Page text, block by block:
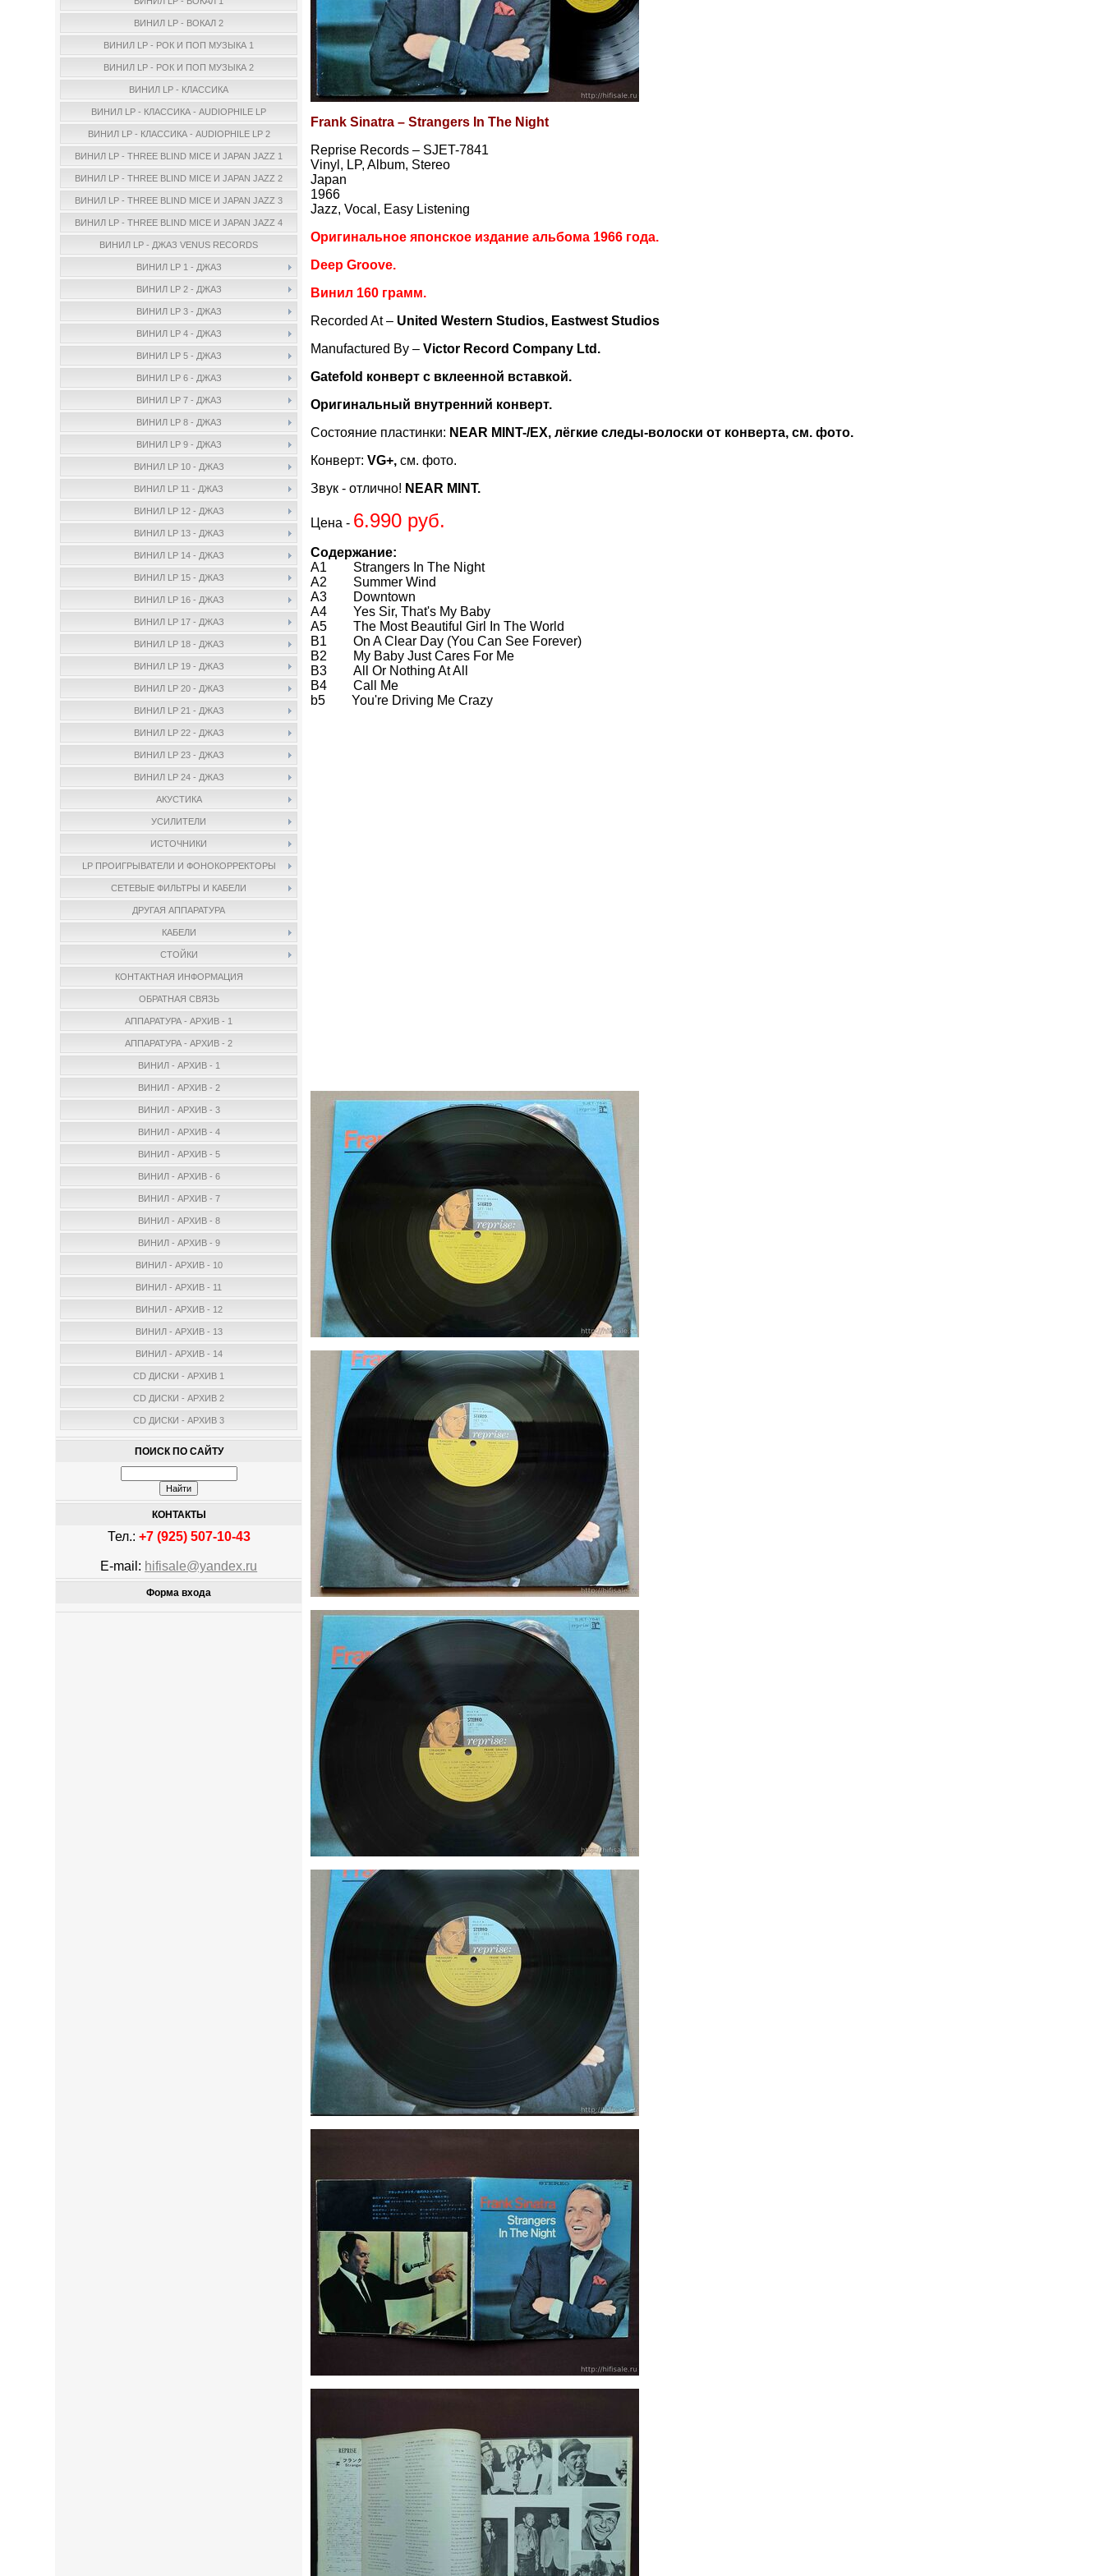
ВИНИЛ LP - ВОКАЛ 2
ВИНИЛ LP - РОК И ПОП МУЗЫКА 1
ВИНИЛ LP - РОК И ПОП МУЗЫКА 2
ВИНИЛ LP - КЛАССИКА
ВИНИЛ LP - КЛАССИКА - AUDIOPHILE LP
ВИНИЛ LP - КЛАССИКА - AUDIOPHILE LP 2
ВИНИЛ LP - THREE BLIND MICE И JAPAN JAZZ 1
ВИНИЛ LP - THREE BLIND MICE И JAPAN JAZZ 2
ВИНИЛ LP - THREE BLIND MICE И JAPAN JAZZ 3
ВИНИЛ LP - THREE BLIND MICE И JAPAN JAZZ 4
ВИНИЛ LP - ДЖАЗ VENUS RECORDS
ВИНИЛ LP 1 - ДЖАЗ
ВИНИЛ LP 2 - ДЖАЗ
ВИНИЛ LP 3 - ДЖАЗ
ВИНИЛ LP 4 - ДЖАЗ
ВИНИЛ LP 5 - ДЖАЗ
ВИНИЛ LP 6 - ДЖАЗ
ВИНИЛ LP 7 - ДЖАЗ
ВИНИЛ LP 8 - ДЖАЗ
ВИНИЛ LP 9 - ДЖАЗ
ВИНИЛ LP 10 - ДЖАЗ
ВИНИЛ LP 11 - ДЖАЗ
ВИНИЛ LP 12 - ДЖАЗ
ВИНИЛ LP 13 - ДЖАЗ
ВИНИЛ LP 14 - ДЖАЗ
ВИНИЛ LP 15 - ДЖАЗ
ВИНИЛ LP 16 - ДЖАЗ
ВИНИЛ LP 17 - ДЖАЗ
ВИНИЛ LP 18 - ДЖАЗ
ВИНИЛ LP 19 - ДЖАЗ
ВИНИЛ LP 20 - ДЖАЗ
ВИНИЛ LP 21 - ДЖАЗ
ВИНИЛ LP 22 - ДЖАЗ
ВИНИЛ LP 23 - ДЖАЗ
ВИНИЛ LP 24 - ДЖАЗ
АКУСТИКА
УСИЛИТЕЛИ
ИСТОЧНИКИ
LP ПРОИГРЫВАТЕЛИ И ФОНОКОРРЕКТОРЫ
СЕТЕВЫЕ ФИЛЬТРЫ И КАБЕЛИ
ДРУГАЯ АППАРАТУРА
КАБЕЛИ
СТОЙКИ
КОНТАКТНАЯ ИНФОРМАЦИЯ
ОБРАТНАЯ СВЯЗЬ
АППАРАТУРА - АРХИВ - 1
АППАРАТУРА - АРХИВ - 2
ВИНИЛ - АРХИВ - 1
ВИНИЛ - АРХИВ - 2
ВИНИЛ - АРХИВ - 3
ВИНИЛ - АРХИВ - 4
ВИНИЛ - АРХИВ - 5
ВИНИЛ - АРХИВ - 6
ВИНИЛ - АРХИВ - 7
ВИНИЛ - АРХИВ - 8
ВИНИЛ - АРХИВ - 9
ВИНИЛ - АРХИВ - 10
ВИНИЛ - АРХИВ - 11
ВИНИЛ - АРХИВ - 12
ВИНИЛ - АРХИВ - 13
ВИНИЛ - АРХИВ - 14
CD ДИСКИ - АРХИВ 1
CD ДИСКИ - АРХИВ 2
CD ДИСКИ - АРХИВ 3
ПОИСК ПО САЙТУ
КОНТАКТЫ
Тел.: +7 (925) 507-10-43
E-mail: hifisale@yandex.ru
Форма входа
Frank Sinatra – Strangers In The Night
Reprise Records – SJET-7841
Vinyl, LP, Album, Stereo
Japan
1966
Jazz, Vocal, Easy Listening
Оригинальное японское издание альбома 1966 года.
Deep Groove.
Винил 160 грамм.
Recorded At – United Western Studios, Eastwest Studios
Manufactured By –Victor Record Company Ltd.
Gatefold конверт с вклеенной вставкой.
Оригинальный внутренний конверт.
Состояние пластинки: NEAR MINT-/EX, лёгкие следы-волоски от конверта, см. фото.
Конверт:VG+,см. фото.
Звук - отлично! NEAR MINT.
Цена - 6.990 руб.
Содержание:
A1 Strangers In The Night
A2 Summer Wind
A3 Downtown
A4 Yes Sir, That's My Baby
A5 The Most Beautiful Girl In The World
B1 On A Clear Day (You Can See Forever)
B2 My Baby Just Cares For Me
B3 All Or Nothing At All
B4 Call Me
b5 You're Driving Me Crazy